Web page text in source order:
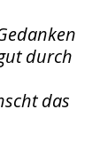
durch
das